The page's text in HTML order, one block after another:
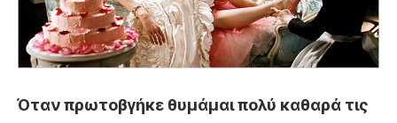
Όταν πρωτοβγήκε θυμάμαι πολύ καθαρά τις